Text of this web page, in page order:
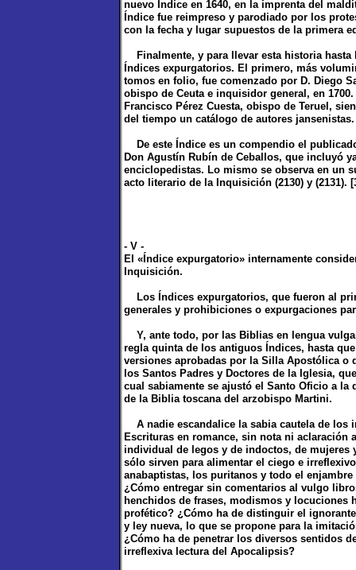
nuevo Índice en 1640, en la imprenta del
Índice fue reimpreso y parodiado por los
con la fecha y lugar supuestos de la primera
Finalmente, y para llevar esta historia
Índices expurgatorios. El primero, más
tomos en folio, fue comenzado por D. Diego
obispo de Ceuta e inquisidor general, en
Francisco Pérez Cuesta, obispo de Teruel,
del tiempo un catálogo de autores jansenistas.
De este Índice es un compendio el
Don Agustín Rubín de Ceballos, que incluyó
enciclopedistas. Lo mismo se observa en un
acto literario de la Inquisición (2130) y (2131).
- V -
El «Índice expurgatorio» internamente
Inquisición.
Los Índices expurgatorios, que fueron al
generales y prohibiciones o expurgaciones
Y, ante todo, por las Biblias en lengua
regla quinta de los antiguos Índices, hasta
versiones aprobadas por la Silla Apostólica o
los Santos Padres y Doctores de la Iglesia,
cual sabiamente se ajustó el Santo Oficio a
de la Biblia toscana del arzobispo Martini.
A nadie escandalice la sabia cautela de los
Escrituras en romance, sin nota ni aclaración
individual de legos y de indoctos, de mujeres
sólo sirven para alimentar el ciego e
anabaptistas, los puritanos y todo el
¿Cómo entregar sin comentarios al vulgo
henchidos de frases, modismos y locuciones
profético? ¿Cómo ha de distinguir el
y ley nueva, lo que se propone para la
¿Cómo ha de penetrar los diversos sentidos
irreflexiva lectura del Apocalipsis?